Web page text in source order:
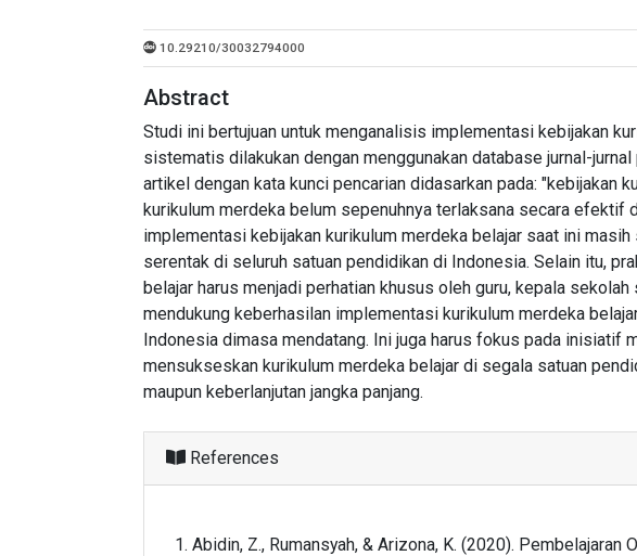
10.29210/30032794000
Abstract
Studi ini bertujuan untuk menganalisis implementasi kebijakan
sistematis dilakukan dengan menggunakan database jurnal-
artikel dengan kata kunci pencarian didasarkan pada: "kebijakan
kurikulum merdeka belum sepenuhnya terlaksana secara efektif
implementasi kebijakan kurikulum merdeka belajar saat ini
serentak di seluruh satuan pendidikan di Indonesia. Selain itu,
belajar harus menjadi perhatian khusus oleh guru, kepala
mendukung keberhasilan implementasi kurikulum merdeka
Indonesia dimasa mendatang. Ini juga harus fokus pada inisiatif
mensukseskan kurikulum merdeka belajar di segala satuan
maupun keberlanjutan jangka panjang.
References
Abidin, Z., Rumansyah, & Arizona, K. (2020).